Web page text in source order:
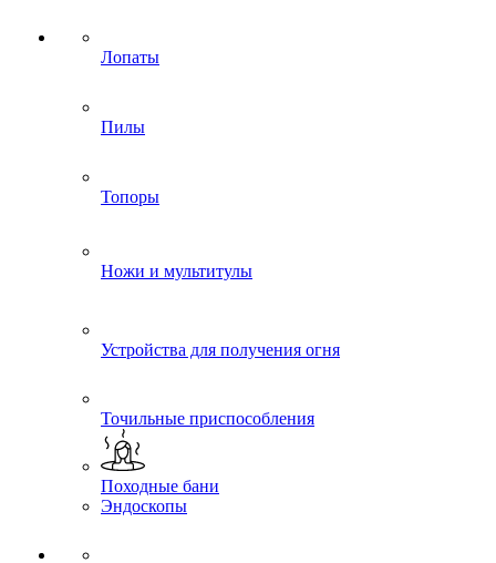
Лопаты
Пилы
Топоры
Ножи и мультитулы
Устройства для получения огня
Точильные приспособления
Походные бани
Эндоскопы